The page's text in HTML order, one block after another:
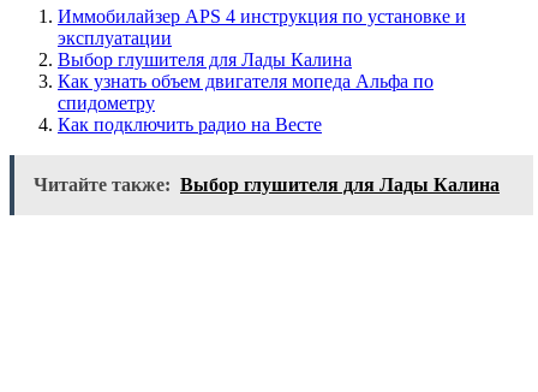
Иммобилайзер APS 4 инструкция по установке и
эксплуатации
Выбор глушителя для Лады Калина
Как узнать объем двигателя мопеда Альфа по
спидометру
Как подключить радио на Весте
Читайте также: Выбор глушителя для Лады Калина